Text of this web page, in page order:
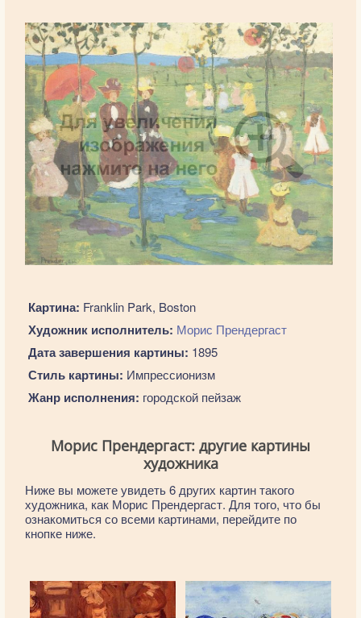
Картина: Franklin Park, Boston
Художник исполнитель: Морис Прендергаст
Дата завершения картины: 1895
Стиль картины: Импрессионизм
Жанр исполнения: городской пейзаж
Морис Прендергаст: другие картины
художника
Ниже вы можете увидеть 6 других картин такого
художника, как Морис Прендергаст. Для того, что бы
ознакомиться со всеми картинами, перейдите по
кнопке ниже.